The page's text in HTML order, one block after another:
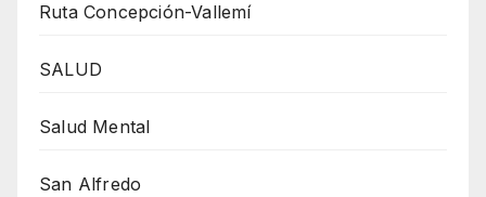
Ruta Concepción-Vallemí
SALUD
Salud Mental
San Alfredo